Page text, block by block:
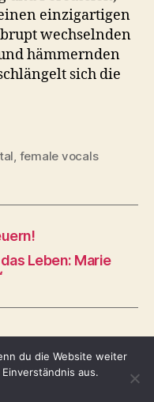
einzigartigen
wechselnden
hämmernden
sich die
female vocals
Leben: Marie
↑
du die Website weiter
aus.